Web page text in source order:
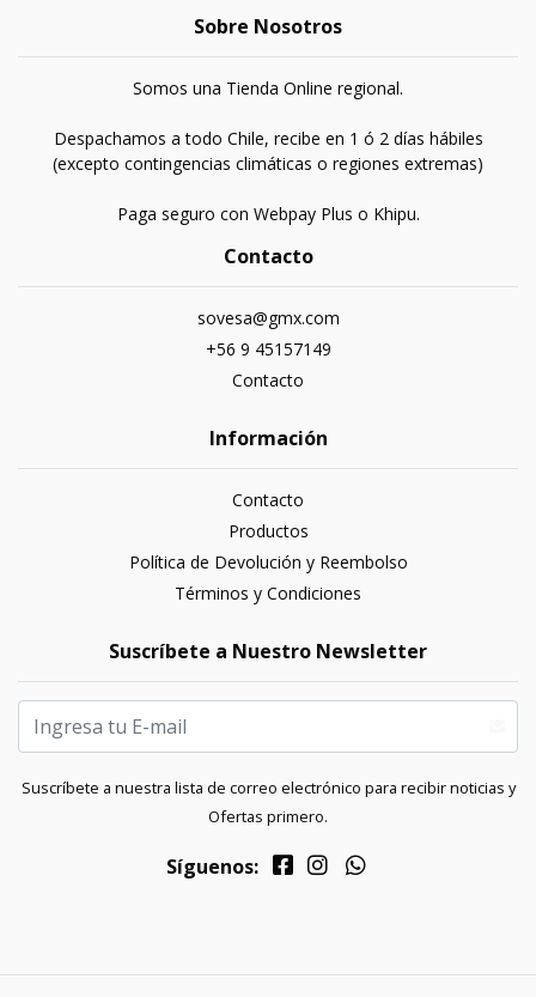
Sobre Nosotros
Somos una Tienda Online regional.
Despachamos a todo Chile, recibe en 1 ó 2 días hábiles
(excepto contingencias climáticas o regiones extremas)
Paga seguro con Webpay Plus o Khipu.
Contacto
sovesa@gmx.com
+56 9 45157149
Contacto
Información
Contacto
Productos
Política de Devolución y Reembolso
Términos y Condiciones
Suscríbete a Nuestro Newsletter
Suscríbete a nuestra lista de correo electrónico para recibir noticias y
Ofertas primero.
Síguenos: